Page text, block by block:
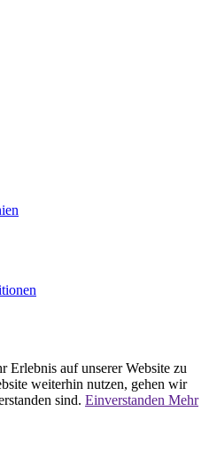
Erlebnis auf unserer Website zu
weiterhin nutzen, gehen wir
sind. Einverstanden Mehr